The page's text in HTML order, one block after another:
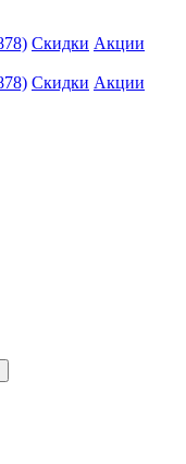
Скидки Акции
Скидки Акции